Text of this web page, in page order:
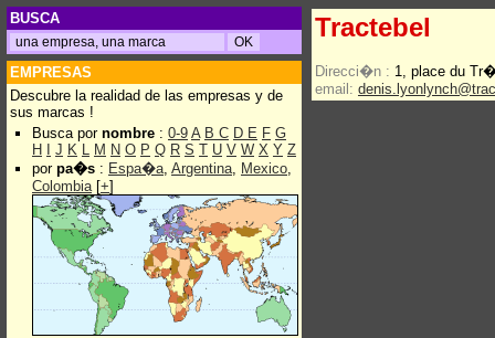
BUSCA
EMPRESAS
Descubre la realidad de las empresas y de
sus marcas !
Busca por nombre : 0-9 A B C D E F G
H
J K L M N O P Q R S T U V W X Y Z
por pa�s : Espa�a, Argentina, Mexico,
Colombia[+]
Tractebel
Direcci�n : 1, place du
email: